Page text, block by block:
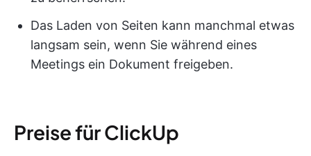
Das Laden von Seiten kann manchmal etwas
langsam sein, wenn Sie während eines
Meetings ein Dokument freigeben.
Preise für ClickUp